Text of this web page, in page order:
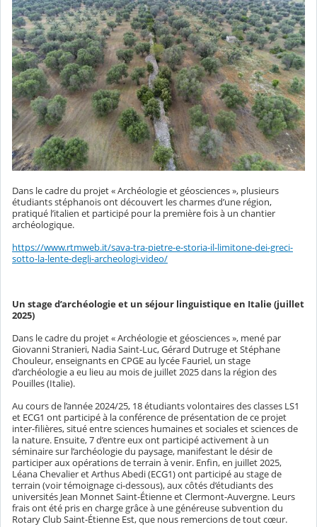
Dans le cadre du projet « Archéologie et géosciences », plusieurs
étudiants stéphanois ont découvert les charmes d’une région,
pratiqué l’italien et participé pour la première fois à un chantier
archéologique.
https://www.rtmweb.it/sava-tra-pietre-e-storia-il-limitone-dei-greci-
sotto-la-lente-degli-archeologi-video/
Un stage d’archéologie et un séjour linguistique en Italie (juillet
2025)
Dans le cadre du projet « Archéologie et géosciences », mené par
Giovanni Stranieri, Nadia Saint-Luc, Gérard Dutruge et Stéphane
Chouleur, enseignants en CPGE au lycée Fauriel, un stage
d’archéologie a eu lieu au mois de juillet 2025 dans la région des
Pouilles (Italie).
Au cours de l’année 2024/25, 18 étudiants volontaires des classes LS1
et ECG1 ont participé à la conférence de présentation de ce projet
inter-filières, situé entre sciences humaines et sociales et sciences de
la nature. Ensuite, 7 d’entre eux ont participé activement à un
séminaire sur l’archéologie du paysage, manifestant le désir de
participer aux opérations de terrain à venir. Enfin, en juillet 2025,
Léana Chevalier et Arthus Abedi (ECG1) ont participé au stage de
terrain (voir témoignage ci-dessous), aux côtés d’étudiants des
universités Jean Monnet Saint-Étienne et Clermont-Auvergne. Leurs
frais ont été pris en charge grâce à une généreuse subvention du
Rotary Club Saint-Étienne Est, que nous remercions de tout cœur.